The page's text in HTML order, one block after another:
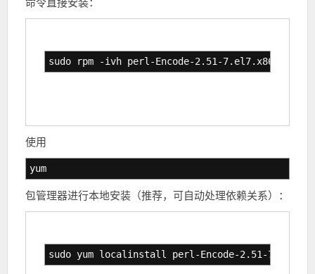
sudo rpm -ivh perl-Encode-2.51-7.el7.x86_64.rpm
使用
yum
包管理器进行本地安装（推荐，可自动处理依赖关系）：
sudo yum localinstall perl-Encode-2.51-